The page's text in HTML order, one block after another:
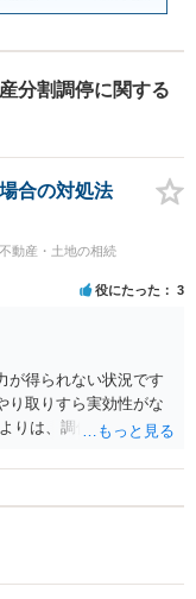
分割調停に関する
合の対処法
動産・土地の相続
役にたった 3
が得られない状況です
り取りすら実効性がな
りは、調停委員や裁判